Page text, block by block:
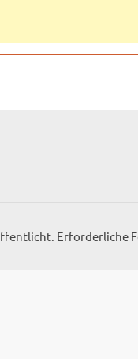
Erforderliche